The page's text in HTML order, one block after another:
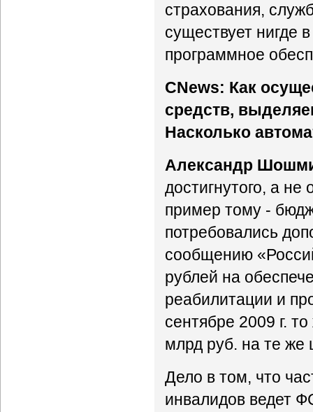
страхования,
существует нигде
программное
CNews: Как
средств,
Насколько
Александр
достигнутого, а
пример тому -
потребовались
сообщению
рублей на
реабилитации и
сентябре 2009 г.
млрд руб. на те же
Дело в том, что
инвалидов ведет